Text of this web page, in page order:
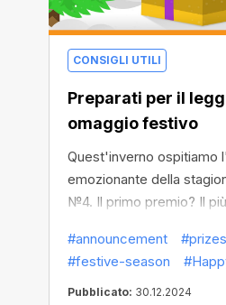
CONSIGLI UTILI
Preparati per il
omaggio festivo
Quest'inverno ospitiamo
emozionante della
№4. Il primo premio? Il
solo i primi 100
al sorteggio e il numero 1
principale.
#announcement
#prizes
#festive-season
Pubblicato: 30.12.2024